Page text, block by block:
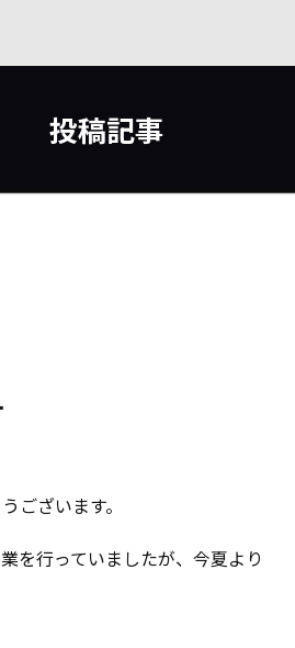
投稿記事
ございます。
を行っていましたが、今夏より